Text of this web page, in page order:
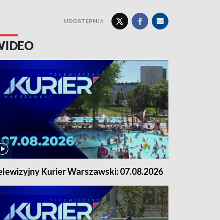
UDOSTĘPNIJ:
Kurier Warszawski: 07.08.2026